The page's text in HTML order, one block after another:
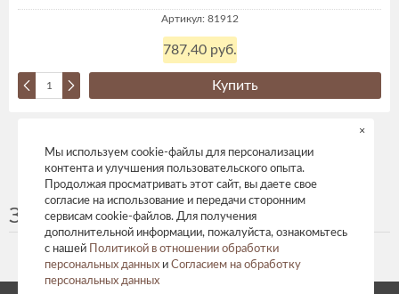
Артикул: 81912
787,40 руб.
Купить
1 2 3 » »»
Зонты,веера
Мы используем cookie-файлы для персонализации
контента и улучшения пользовательского опыта.
Продолжая просматривать этот сайт, вы даете свое
согласие на использование и передачи сторонним
сервисам cookie-файлов. Для получения
дополнительной информации, пожалуйста, ознакомьтесь
с нашей
Политикой в отношении обработки
персональных данных и Согласием на обработку
персональных данных
×